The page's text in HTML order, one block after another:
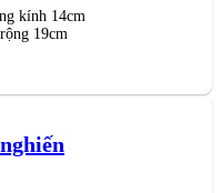
kính 14cm
19cm